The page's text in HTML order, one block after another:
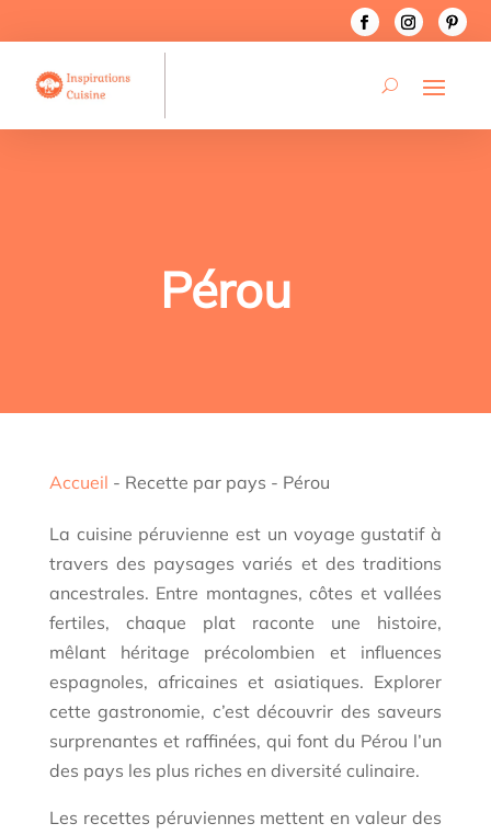
Pérou
Accueil - Recette par pays - Pérou
La cuisine péruvienne est un voyage gustatif à
travers des paysages variés et des traditions
ancestrales. Entre montagnes, côtes et vallées
fertiles, chaque plat raconte une histoire,
mêlant héritage précolombien et influences
espagnoles, africaines et asiatiques. Explorer
cette gastronomie, c’est découvrir des saveurs
surprenantes et raffinées, qui font du Pérou l’un
des pays les plus riches en diversité culinaire.
Les recettes péruviennes mettent en valeur des